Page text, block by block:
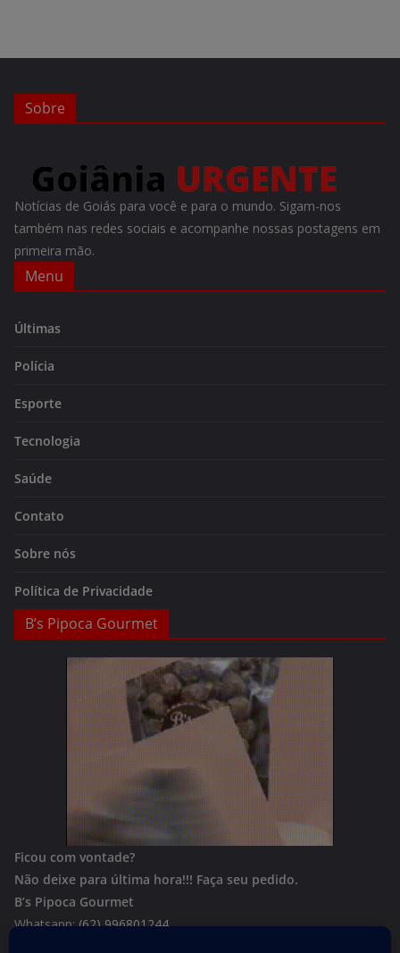
Sobre
Notícias de Goiás para você e para o mundo. Sigam-nos
também nas redes sociais e acompanhe nossas postagens em
primeira mão.
Menu
Últimas
Polícia
Esporte
Tecnologia
Saúde
Contato
Sobre nós
Política de Privacidade
B’s Pipoca Gourmet
Ficou com vontade?
Não deixe para última hora!!! Faça seu pedido.
B’s Pipoca Gourmet
Whatsapp:(62) 996801244